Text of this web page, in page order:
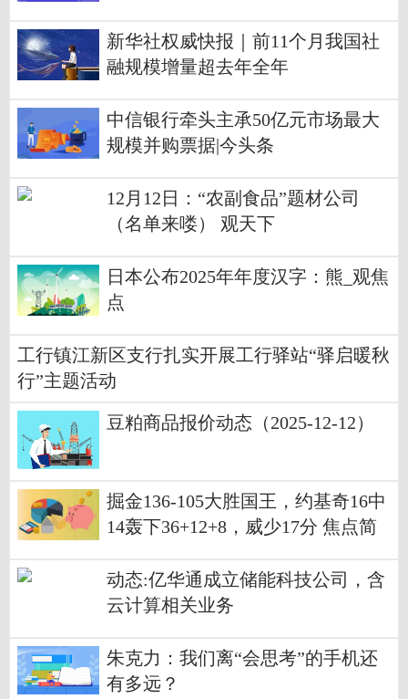
新华社权威快报｜前11个月我国社
融规模增量超去年全年
中信银行牵头主承50亿元市场最大
规模并购票据|今头条
12月12日：“农副食品”题材公司
（名单来喽） 观天下
日本公布2025年年度汉字：熊_观焦
点
工行镇江新区支行扎实开展工行驿站“驿启暖秋
行”主题活动
豆粕商品报价动态（2025-12-12）
掘金136-105大胜国王，约基奇16中
14轰下36+12+8，威少17分 焦点简
动态:亿华通成立储能科技公司，含
云计算相关业务
朱克力：我们离“会思考”的手机还
有多远？